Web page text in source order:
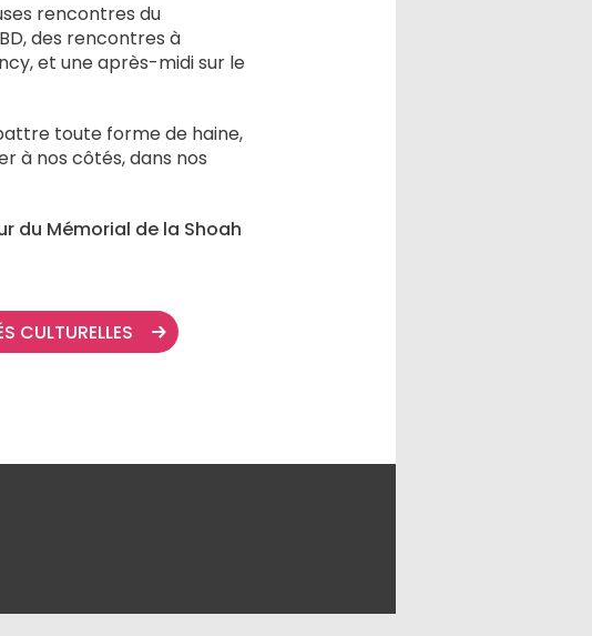
rencontres du
des rencontres à
et une après-midi sur le
toute forme de haine,
à nos côtés, dans nos
du Mémorial de la Shoah
CULTURELLES